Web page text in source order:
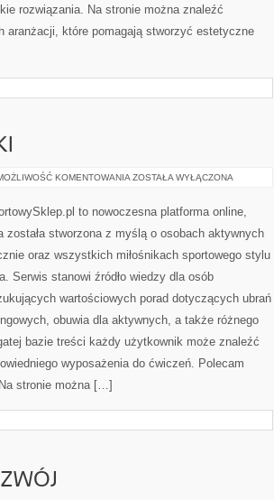
rozwiązania. Na stronie można znaleźć
aranżacji, które pomagają stworzyć estetyczne
KOMENTOWANIA AKCESORIA
ZOSTAŁA WYŁĄCZONA
to nowoczesna platforma online,
została stworzona z myślą o osobach aktywnych
oraz wszystkich miłośnikach sportowego stylu
Serwis stanowi źródło wiedzy dla osób
wartościowych porad dotyczących ubrań
obuwia dla aktywnych, a także różnego
bazie treści każdy użytkownik może znaleźć
wyposażenia do ćwiczeń. Polecam
stronie można […]